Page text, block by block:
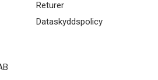
Returer
Dataskyddspolicy